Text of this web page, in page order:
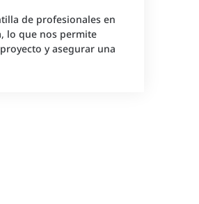
de profesionales en
lo que nos permite
y asegurar una